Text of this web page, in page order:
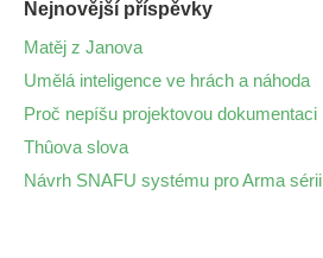
Nejnovější příspěvky
Matěj z Janova
Umělá inteligence ve hrách a náhoda
Proč nepíšu projektovou dokumentaci
Thûova slova
Návrh SNAFU systému pro Arma sérii